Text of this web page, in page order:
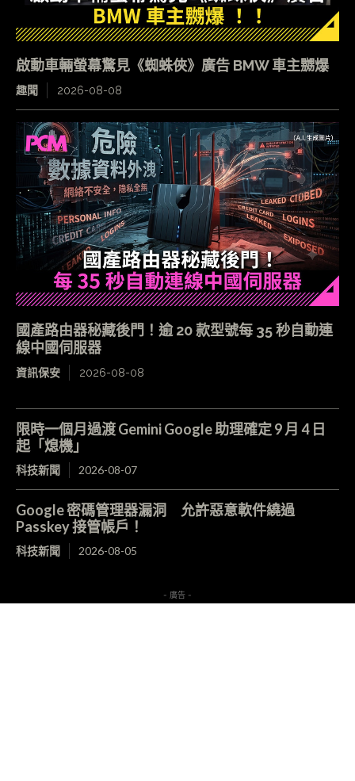
啟動車輛螢幕驚見《蜘蛛俠》廣告 BMW 車主嬲爆
趣聞 2026-08-08
國產路由器秘藏後門！逾 20 款型號每 35 秒自動連
線中國伺服器
資訊保安 2026-08-08
限時一個月過渡 Gemini Google 助理確定 9 月 4 日
起「熄機」
科技新聞 2026-08-07
Google 密碼管理器漏洞 允許惡意軟件繞過
Passkey 接管帳戶！
科技新聞 2026-08-05
- 廣告 -